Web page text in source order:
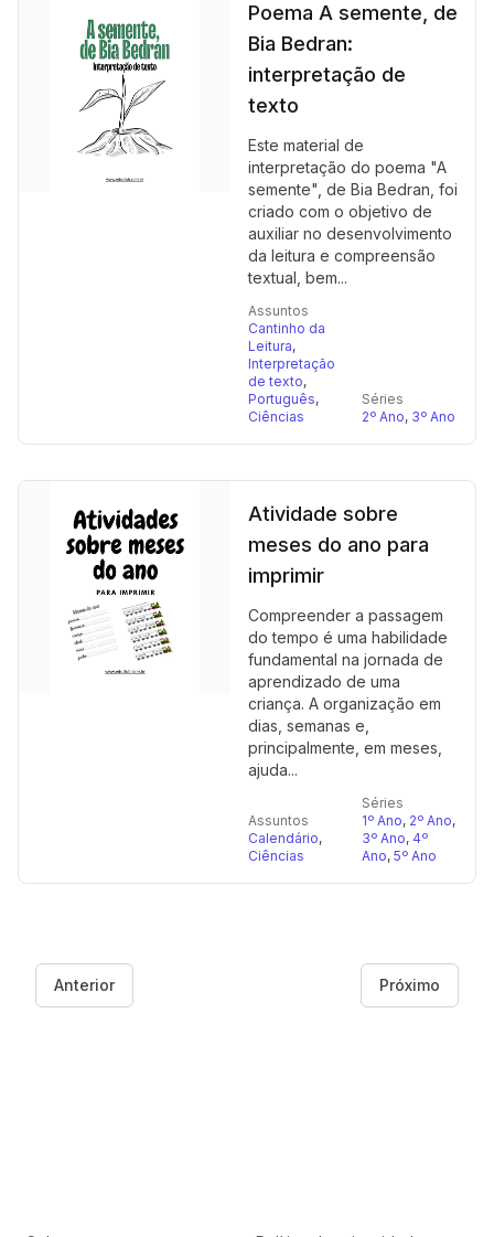
Poema A semente, de
Bia Bedran:
interpretação de
texto
Este material de
interpretação do poema "A
semente", de Bia Bedran, foi
criado com o objetivo de
auxiliar no desenvolvimento
da leitura e compreensão
textual, bem...
Assuntos
Cantinho da
Leitura,
Interpretação
de texto,
Português,
Ciências
Séries
2º Ano, 3º Ano
Atividade sobre
meses do ano para
imprimir
Compreender a passagem
do tempo é uma habilidade
fundamental na jornada de
aprendizado de uma
criança. A organização em
dias, semanas e,
principalmente, em meses,
ajuda...
Assuntos
Calendário,
Ciências
Séries
1º Ano, 2º Ano,
3º Ano, 4º
Ano, 5º Ano
Anterior Próximo